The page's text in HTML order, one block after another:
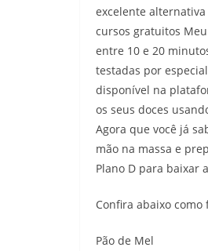
excelente
cursos gratuitos
entre 10 e 20
testadas por
disponível na
os seus doces
Agora que você já
mão na massa e
Plano D para baixar
Confira abaixo como
Pão de Mel